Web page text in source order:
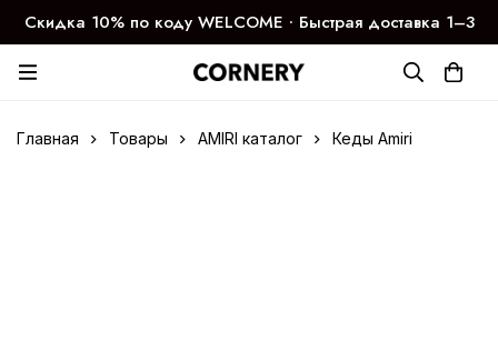
Скидка 10% по коду WELCOME ∙ Быстрая доставка 1–3
дня
Главная Товары AMIRI каталог Кеды Amiri